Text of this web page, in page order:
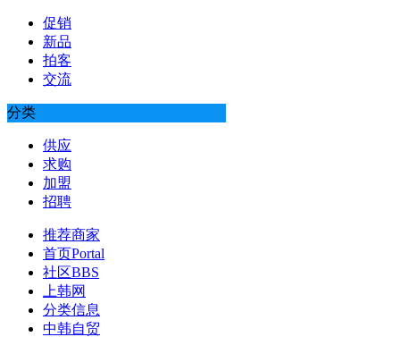
促销
新品
拍客
交流
分类
供应
求购
加盟
招聘
推荐商家
首页Portal
社区BBS
上韩网
分类信息
中韩自贸